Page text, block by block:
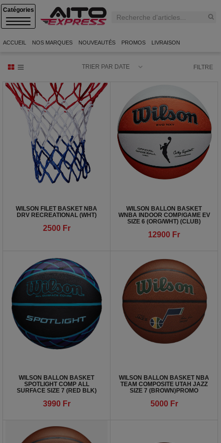
C
T
G
E
S
ACCUEIL NOS MARQUES NOUVEAUTÉS PROMOS LIVRAISON
TRIER PAR DATE FILTRE
WILSON FILET BASKET NBA
DRV RECREATIONAL (WHT)
2500 Fr
WILSON BALLON BASKET
WNBA INDOOR COMP/GAME EV
SIZE 6 (ORG/WHT) (CLUB)
12900 Fr
WILSON BALLON BASKET
SPOTLIGHT COMP ALL
SURFACE SIZE 7 (RED BLK)
3990 Fr
WILSON BALLON BASKET NBA
TEAM COMPOSITE UTAH JAZZ
SIZE 7 (BROWN)PROMO
5000 Fr